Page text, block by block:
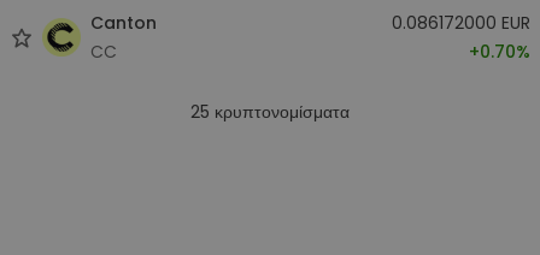
Canton
CC
0.086172000 EUR
+0.70%
25 κρυπτονομίσματα